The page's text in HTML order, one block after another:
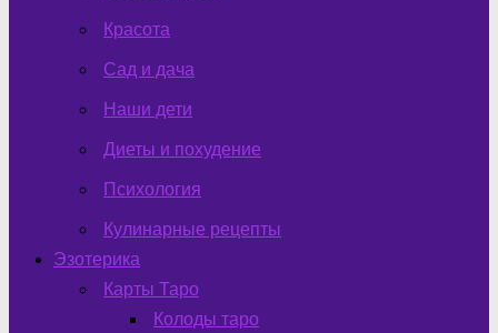
Красота
Сад и дача
Наши дети
Диеты и похудение
Психология
Кулинарные рецепты
Эзотерика
Карты Таро
Колоды таро